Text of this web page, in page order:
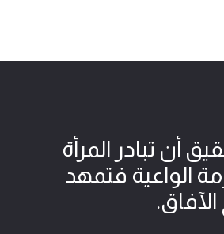
أن تبادر المرأة
الواعية فتمهد